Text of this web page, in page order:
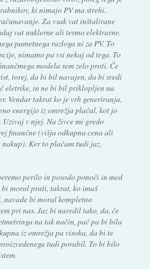
ki nimajo PV ma strehi.
Za vsak vat inštalirane
vat nuklerne ali termo elektrarne.
pametnega razloga ni za PV. To
nimamo pa vsi nekaj od tega. To
modela sem zelo proti. Če
torej, da bi bil navajen, da bi sredi
eletrike, in ne bi bil priklopljen na
Vendar takrat ko je vrh generiranja,
energijo iz omrežja plačal, kot jo
Uzivaj v njej. Na živce mi gredo
finančne (višja odkupna cena ali
Ker to plačam tudi jaz,
perilo in posodo ponoči in med
moral prati, takrat, ko imaš
bi moral kompletno
pri nas. Jaz bi naredil tako, da, če
na tak način, pač pa bi bila
iz omrežja pa visoka, da bi te
tudi porabil. To bi bilo